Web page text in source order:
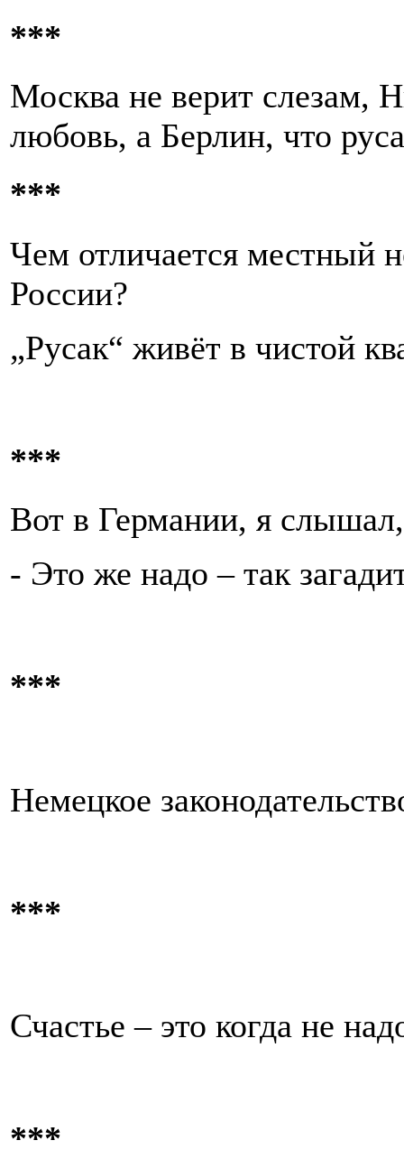
***
Москва не верит слезам,
любовь, а Берлин, что
***
Чем отличается местный
России?
„Русак“ живёт в чистой
***
Вот в Германии, я
- Это же надо – так
***
Немецкое
***
Счастье – это когда не
***